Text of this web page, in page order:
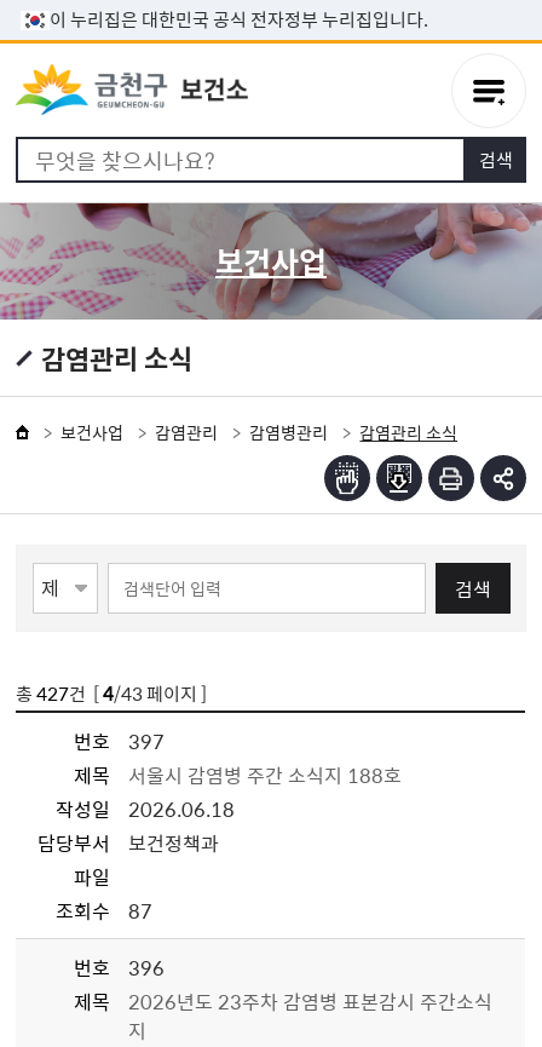
본문 바로가기
이 누리집은 대한민국 공식 전자정부 누리집입니다.
보건사업
감염관리 소식
보건사업 감염관리 감염병관리 감염관리 소식
검색
총427건 [4/43 페이지 ]
번호
397
제목
서울시 감염병 주간 소식지 188호
작성일
2026.06.18
담당부서
보건정책과
파일
조회수
87
번호
396
제목
2026년도 23주차 감염병 표본감시 주간소식
지